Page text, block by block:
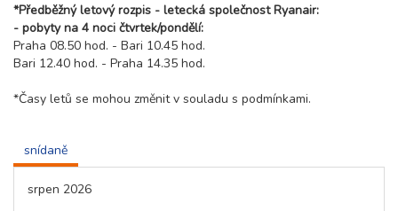
*Předběžný letový rozpis - letecká společnost Ryanair:
- pobyty na 4 noci čtvrtek/pondělí:
Praha 08.50 hod. - Bari 10.45 hod.
Bari 12.40 hod. - Praha 14.35 hod.
*Časy letů se mohou změnit v souladu s podmínkami.
snídaně
srpen 2026